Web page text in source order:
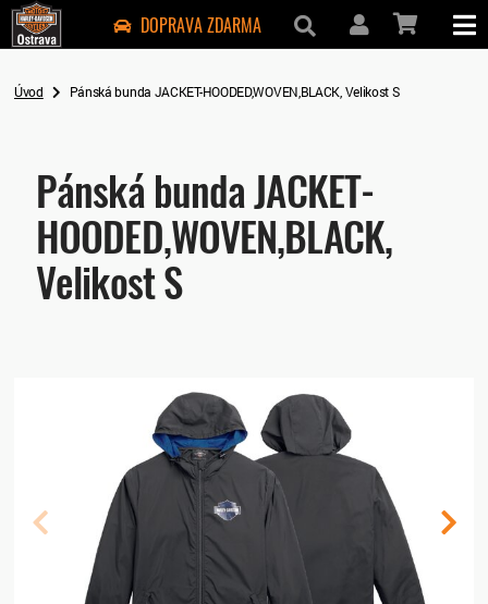
DOPRAVA ZDARMA
Úvod Pánská bunda JACKET-HOODED,WOVEN,BLACK, Velikost S
Pánská bunda JACKET-
HOODED,WOVEN,BLACK,
Velikost S